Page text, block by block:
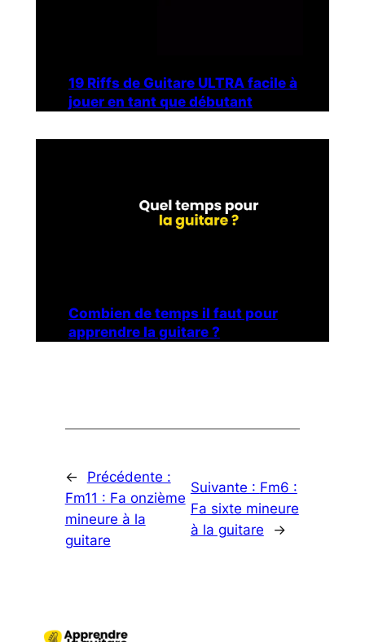
19 Riffs de Guitare ULTRA facile à
jouer en tant que débutant
Combien de temps il faut pour
apprendre la guitare ?
←
Précédente :
Fm11 : Fa onzième
mineure à la
guitare
Suivante : Fm6 :
Fa sixte mineure
à la guitare
→